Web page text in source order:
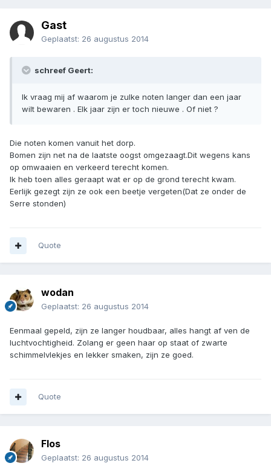
Gast
Geplaatst: 26 augustus 2014
schreef Geert:
Ik vraag mij af waarom je zulke noten langer dan een jaar
wilt bewaren . Elk jaar zijn er toch nieuwe . Of niet ?
Die noten komen vanuit het dorp.
Bomen zijn net na de laatste oogst omgezaagt.Dit wegens kans
op omwaaien en verkeerd terecht komen.
Ik heb toen alles geraapt wat er op de grond terecht kwam.
Eerlijk gezegt zijn ze ook een beetje vergeten(Dat ze onder de
Serre stonden)
Quote
wodan
Geplaatst: 26 augustus 2014
Eenmaal gepeld, zijn ze langer houdbaar, alles hangt af ven de
luchtvochtigheid. Zolang er geen haar op staat of zwarte
schimmelvlekjes en lekker smaken, zijn ze goed.
Quote
Flos
Geplaatst: 26 augustus 2014